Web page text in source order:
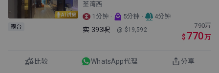
AI讲房
露台
荃湾西
1分钟 · 5分钟 · 4分钟
实 393呎 @ $19,592
790万
$ 770万
比较 WhatsApp代理 分享